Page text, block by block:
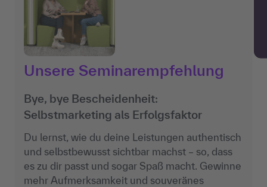
Unsere Seminarempfehlung
Bye, bye Bescheidenheit:
Selbstmarketing als Erfolgsfaktor
Du lernst, wie du deine Leistungen authentisch
und selbstbewusst sichtbar machst – so, dass
es zu dir passt und sogar Spaß macht. Gewinne
mehr Aufmerksamkeit und souveränes